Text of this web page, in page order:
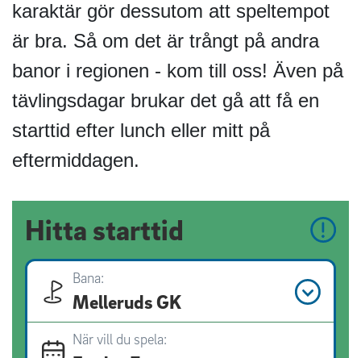
karaktär gör dessutom att speltempot
är bra. Så om det är trångt på andra
banor i regionen - kom till oss! Även på
tävlingsdagar brukar det gå att få en
starttid efter lunch eller mitt på
eftermiddagen.
Hitta starttid
Bana:
Melleruds GK
När vill du spela: